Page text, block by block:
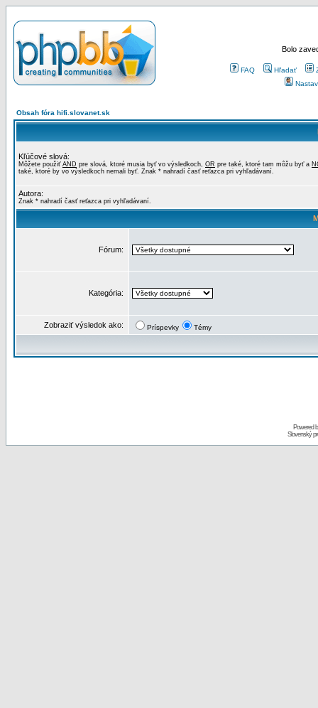
Bolo
FAQ Hľadať
Obsah fóra hifi.slovanet.sk
Kľúčové slová:
Môžete použiť AND pre slová, ktoré musia byť vo výsledkoch, OR pre také, ktoré tam môžu byť a
také, ktoré by vo výsledkoch nemali byť. Znak * nahradí časť reťazca pri vyhľadávaní.
Autora:
Znak * nahradí časť reťazca pri vyhľadávaní.
Fórum:
Kategória:
Zobraziť výsledok ako: Príspevky Témy
Powered
Slovenský